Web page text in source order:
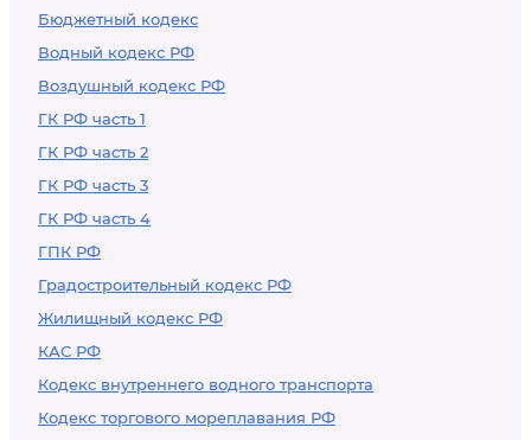
Бюджетный кодекс
Водный кодекс РФ
Воздушный кодекс РФ
ГК РФ часть 1
ГК РФ часть 2
ГК РФ часть 3
ГК РФ часть 4
ГПК РФ
Градостроительный кодекс РФ
Жилищный кодекс РФ
КАС РФ
Кодекс внутреннего водного транспорта
Кодекс торгового мореплавания РФ